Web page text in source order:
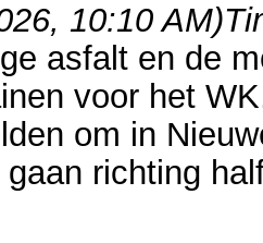
10:10 AM)
asfalt en de
voor het
om in
gaan richting